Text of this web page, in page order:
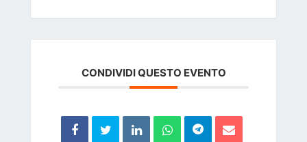
CONDIVIDI QUESTO EVENTO